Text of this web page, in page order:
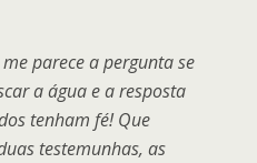
parece a pergunta se
a água e a resposta
tenham fé! Que
testemunhas, as